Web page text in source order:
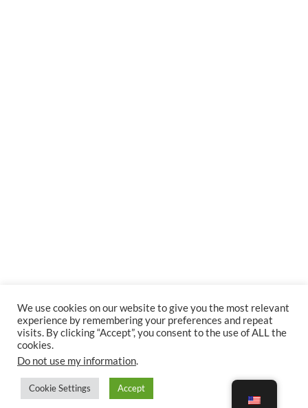
We use cookies on our website to give you the most relevant
experience by remembering your preferences and repeat
visits. By clicking “Accept”, you consent to the use of ALL the
cookies.
Do not use my information.
Cookie Settings Accept